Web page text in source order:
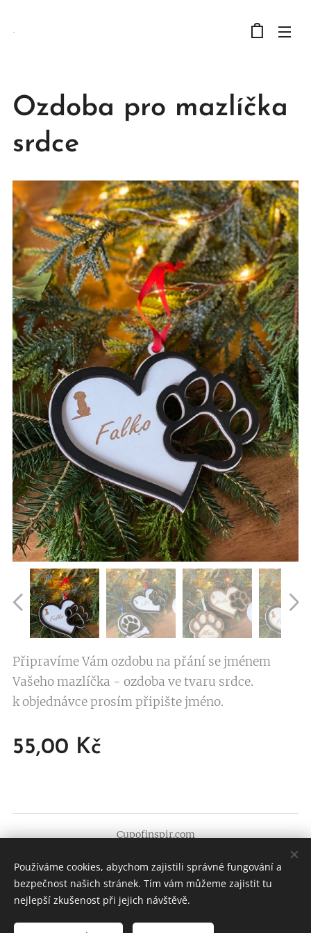
.
Ozdoba pro mazlíčka
srdce
Připravíme Vám ozdobu na přání se jménem
Vašeho mazlíčka - ozdoba ve tvaru srdce.
k objednávce prosím připište jméno.
55,00 Kč
Cupofinspir.com
Cookies
Používáme cookies, abychom zajistili správné fungování a
bezpečnost našich stránek. Tím vám můžeme zajistit tu
nejlepší zkušenost při jejich návštěvě.